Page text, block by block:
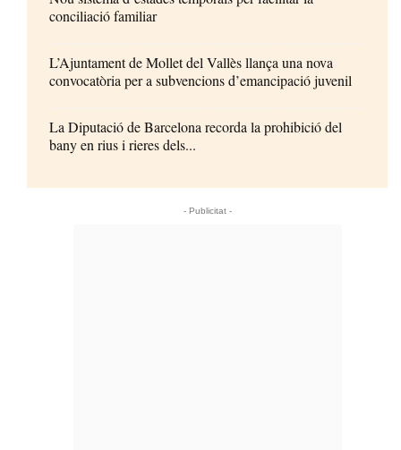
conciliació familiar
L’Ajuntament de Mollet del Vallès llança una nova
convocatòria per a subvencions d’emancipació juvenil
La Diputació de Barcelona recorda la prohibició del
bany en rius i rieres dels...
- Publicitat -